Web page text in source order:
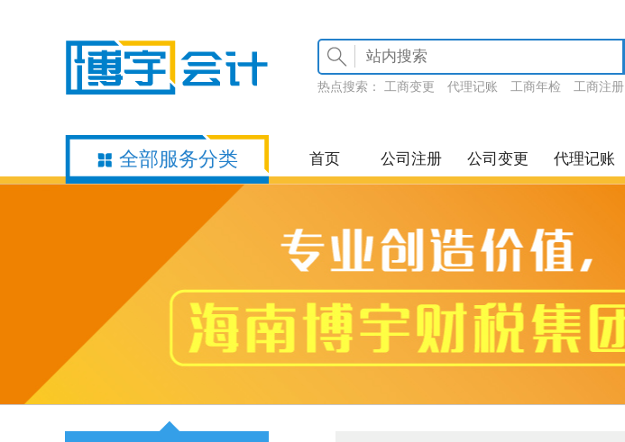
热点搜索： 工商变更 代理记账 工商年检 工商注册
全部服务分类 首页 公司注册 公司变更 代理记账